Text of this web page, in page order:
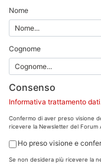
Nome
Cognome
Consenso
Informativa trattamento
Confermo di aver preso visione
ricevere la Newsletter del Forum
Ho preso visione e
Se non desidera più ricevere la